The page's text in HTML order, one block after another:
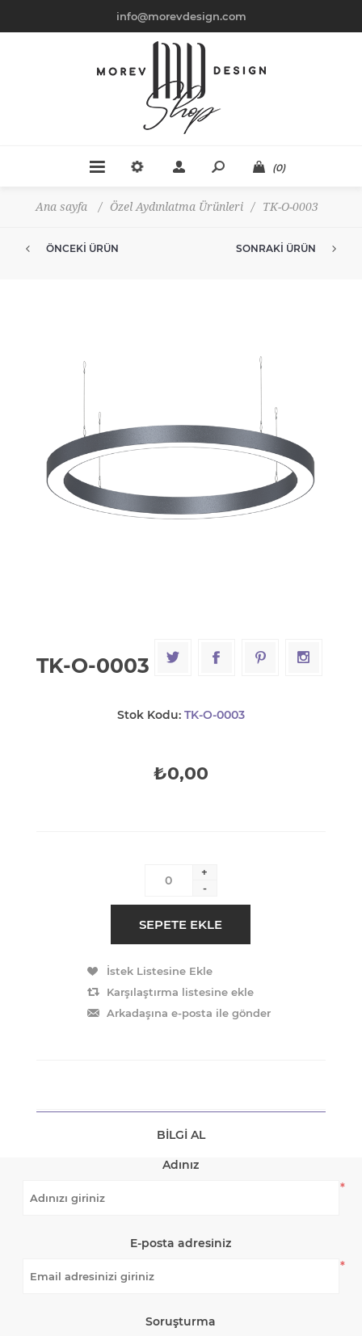
info@morevdesign.com
(0)
Ana sayfa / Özel Aydınlatma Ürünleri / TK-O-0003
ÖNCEKI ÜRÜN SONRAKI ÜRÜN
TK-O-0003
Stok Kodu: TK-O-0003
₺0,00
+
-
BILGI AL
Adınız
*
E-posta adresiniz
*
Soruşturma